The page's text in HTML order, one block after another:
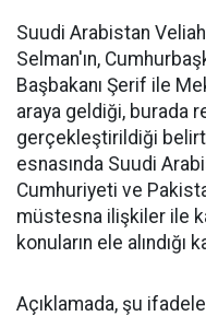
Suudi Arabistan
Selman'ın,
Başbakanı Şerif ile
araya geldiği, burada
gerçekleştirildiği
esnasında Suudi
Cumhuriyeti ve
müstesna ilişkiler ile
konuların ele alındığı
Açıklamada, şu